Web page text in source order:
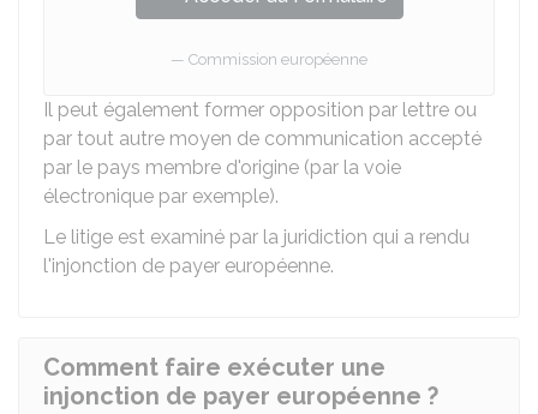
Commission européenne
Il peut également former opposition par lettre ou
par tout autre moyen de communication accepté
par le pays membre d'origine (par la voie
électronique par exemple).
Le litige est examiné par la juridiction qui a rendu
l'injonction de payer européenne.
Comment faire exécuter une
injonction de payer européenne ?